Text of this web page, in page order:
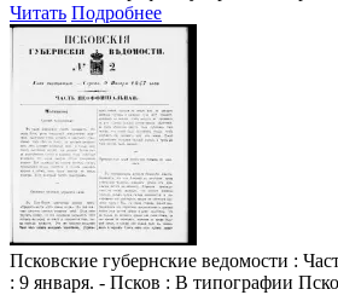
Читать Подробнее
Псковские губернские ведомости :
: 9 января. - Псков : В типографии